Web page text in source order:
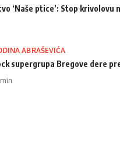
‘Naše ptice’: Stop krivolovu
ABRAŠEVIĆA
supergrupa Bregove dere